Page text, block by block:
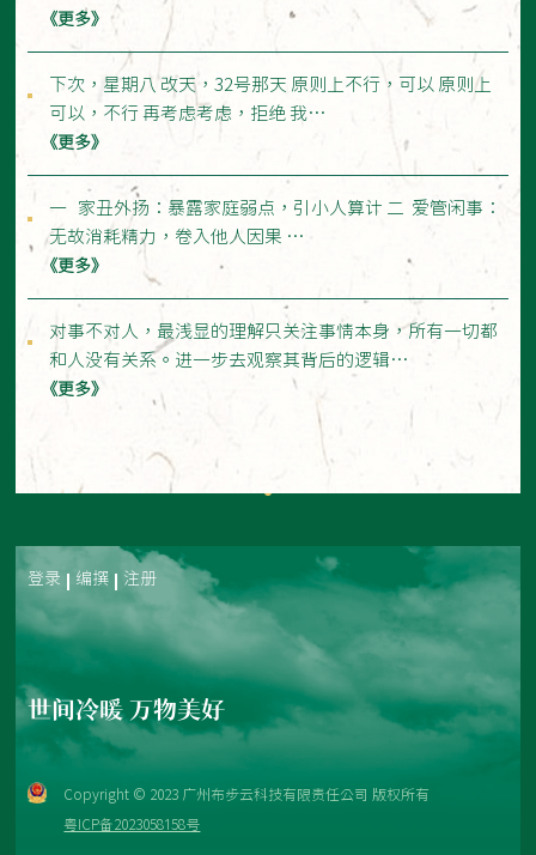
《更多》
下次，星期八 改天，32号那天 原则上不行，可以 原则上
可以，不行 再考虑考虑，拒绝 我…
《更多》
一 家丑外扬：暴露家庭弱点，引小人算计 二 爱管闲事：
无故消耗精力，卷入他人因果 …
《更多》
对事不对人，最浅显的理解只关注事情本身，所有一切都
和人没有关系。进一步去观察其背后的逻辑…
《更多》
登录 编撰 注册
世间冷暖 万物美好
Copyright © 2023 广州布步云科技有限责任公司 版权所有
粤ICP备2023058158号